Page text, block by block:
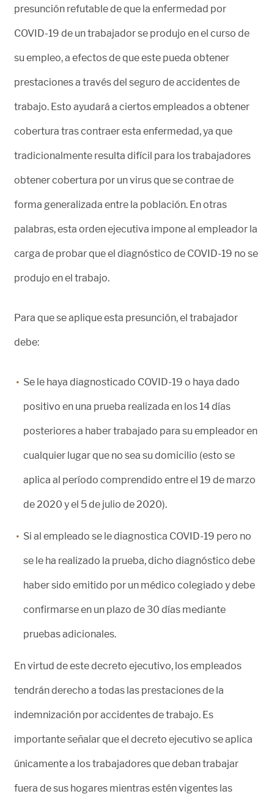
presunción refutable de que la enfermedad por
COVID-19 de un trabajador se produjo en el curso de
su empleo, a efectos de que este pueda obtener
prestaciones a través del seguro de accidentes de
trabajo. Esto ayudará a ciertos empleados a obtener
cobertura tras contraer esta enfermedad, ya que
tradicionalmente resulta difícil para los trabajadores
obtener cobertura por un virus que se contrae de
forma generalizada entre la población. En otras
palabras, esta orden ejecutiva impone al empleador la
carga de probar que el diagnóstico de COVID-19 no se
produjo en el trabajo.
Para que se aplique esta presunción, el trabajador
debe:
Se le haya diagnosticado COVID-19 o haya dado
positivo en una prueba realizada en los 14 días
posteriores a haber trabajado para su empleador en
cualquier lugar que no sea su domicilio (esto se
aplica al período comprendido entre el 19 de marzo
de 2020 y el 5 de julio de 2020).
Si al empleado se le diagnostica COVID-19 pero no
se le ha realizado la prueba, dicho diagnóstico debe
haber sido emitido por un médico colegiado y debe
confirmarse en un plazo de 30 días mediante
pruebas adicionales.
En virtud de este decreto ejecutivo, los empleados
tendrán derecho a todas las prestaciones de la
indemnización por accidentes de trabajo. Es
importante señalar que el decreto ejecutivo se aplica
únicamente a los trabajadores que deban trabajar
fuera de sus hogares mientras estén vigentes las